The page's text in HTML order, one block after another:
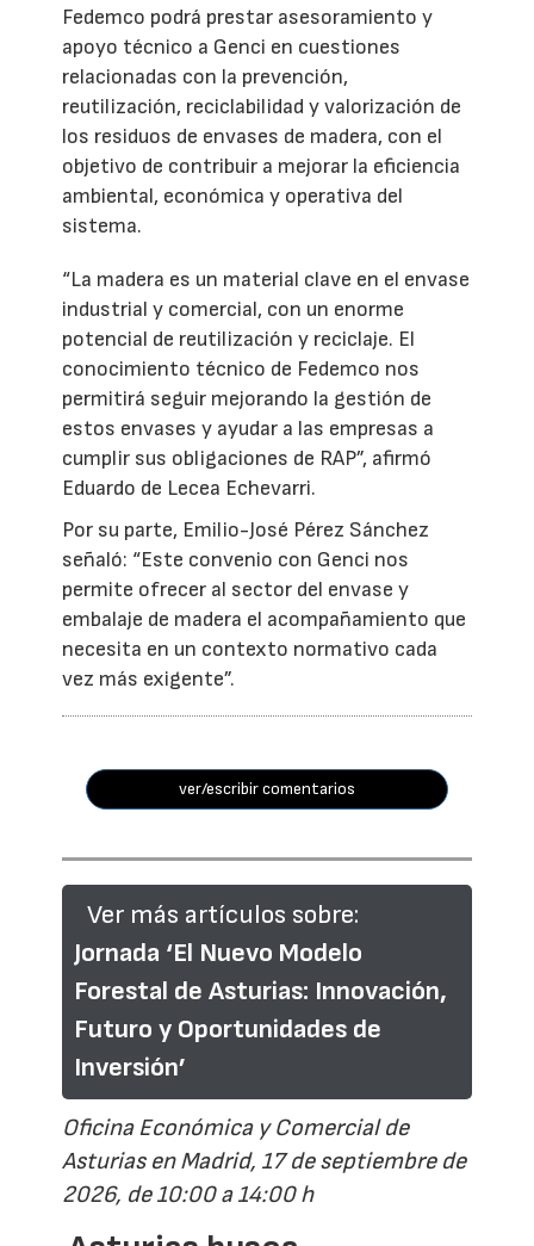
Fedemco podrá prestar asesoramiento y
apoyo técnico a Genci en cuestiones
relacionadas con la prevención,
reutilización, reciclabilidad y valorización de
los residuos de envases de madera, con el
objetivo de contribuir a mejorar la eficiencia
ambiental, económica y operativa del
sistema.
“La madera es un material clave en el envase
industrial y comercial, con un enorme
potencial de reutilización y reciclaje. El
conocimiento técnico de Fedemco nos
permitirá seguir mejorando la gestión de
estos envases y ayudar a las empresas a
cumplir sus obligaciones de RAP”, afirmó
Eduardo de Lecea Echevarri.
Por su parte, Emilio-José Pérez Sánchez
señaló: “Este convenio con Genci nos
permite ofrecer al sector del envase y
embalaje de madera el acompañamiento que
necesita en un contexto normativo cada
vez más exigente”.
ver/escribir comentarios
Ver más artículos sobre:
Jornada ‘El Nuevo Modelo
Forestal de Asturias: Innovación,
Futuro y Oportunidades de
Inversión’
Oficina Económica y Comercial de
Asturias en Madrid, 17 de septiembre de
2026, de 10:00 a 14:00 h